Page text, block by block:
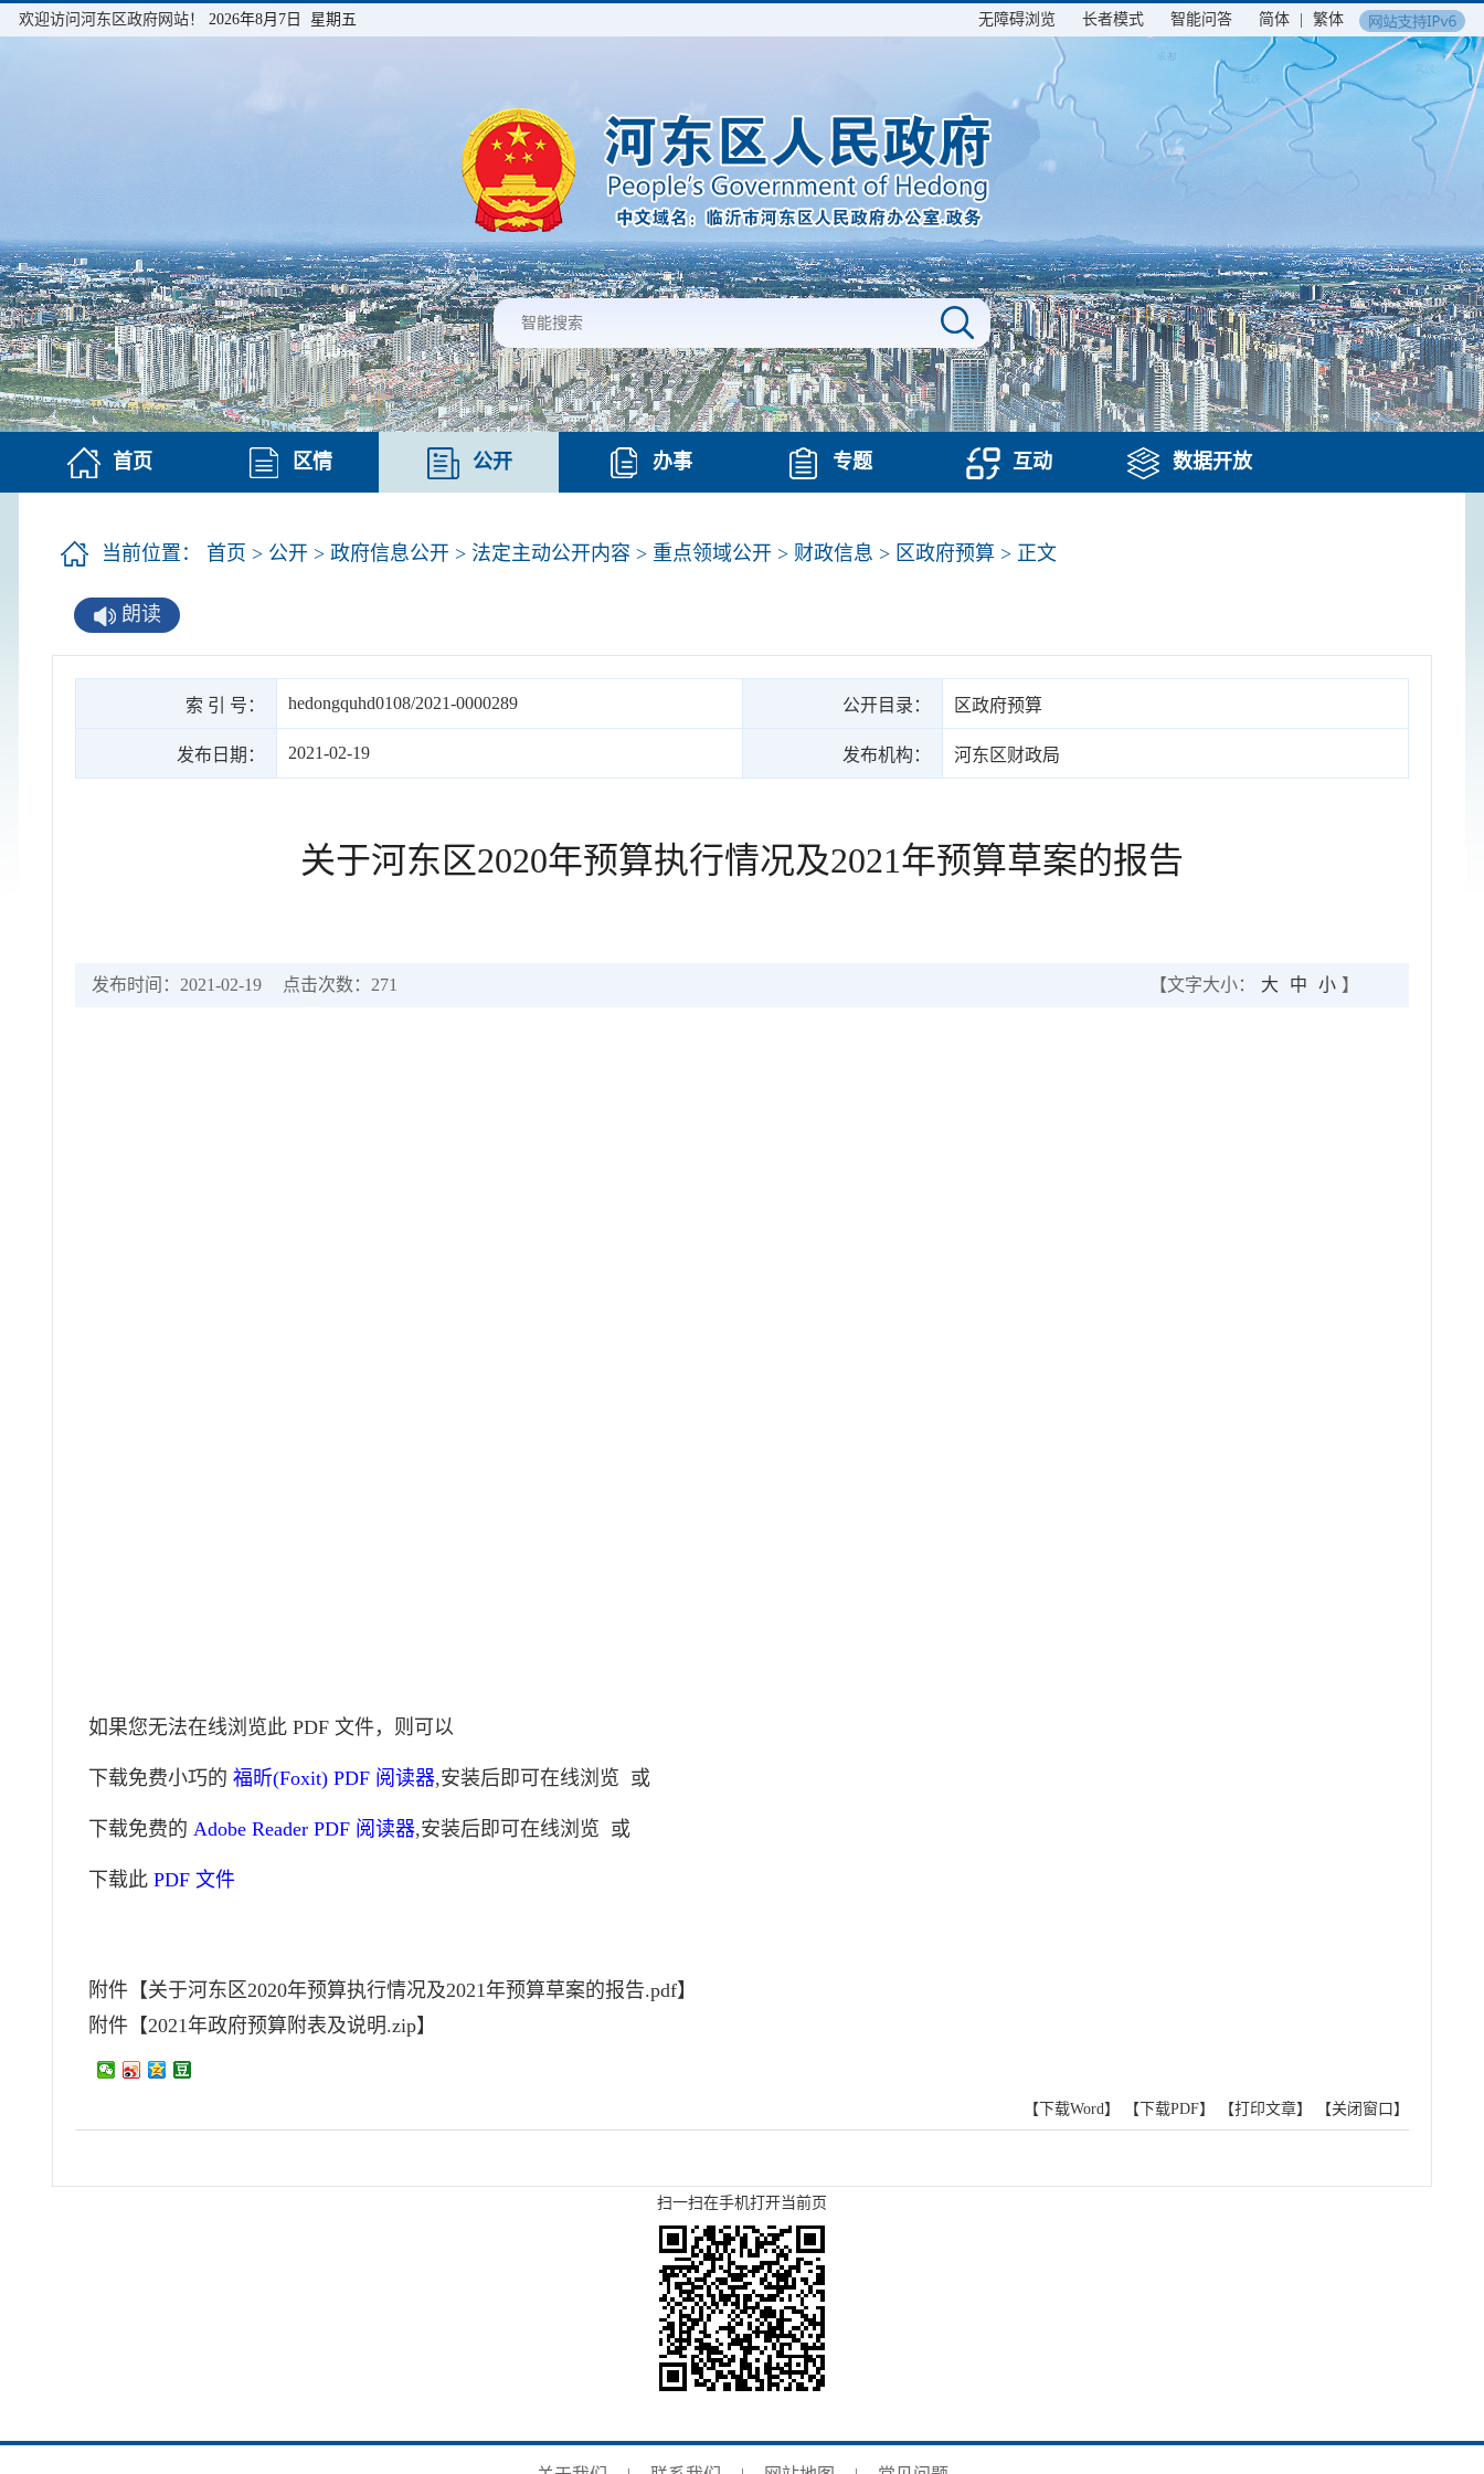
欢迎访问河东区政府网站！ 2026年8月7日 星期五 无障碍浏览 长者模式 智能问答 简体 繁体
首页 区情 公开 办事 专题 互动 数据开放
当前位置： 首页 > 公开 > 政府信息公开 > 法定主动公开内容 > 重点领域公开 > 财政信息 > 区政府预算 > 正文
朗读
索 引 号： hedongquhd0108/2021-0000289 公开目录： 区政府预算
发布日期： 2021-02-19 发布机构： 河东区财政局
关于河东区2020年预算执行情况及2021年预算草案的报告
发布时间：2021-02-19 点击次数： 271 【文字大小： 大 中 小 】
如果您无法在线浏览此 PDF 文件，则可以
下载免费小巧的福昕(Foxit) PDF 阅读器,安装后即可在线浏览 或
下载免费的Adobe Reader PDF 阅读器,安装后即可在线浏览 或
下载此PDF 文件
附件【关于河东区2020年预算执行情况及2021年预算草案的报告.pdf】
附件【2021年政府预算附表及说明.zip】
【下载Word】 【下载PDF】 【打印文章】 【关闭窗口】
扫一扫在手机打开当前页